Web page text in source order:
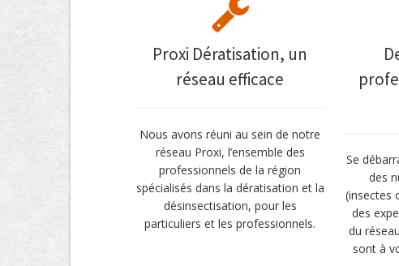
Proxi Dératisation, un
réseau efficace
Nous avons réuni au sein de notre
réseau Proxi, l’ensemble des
professionnels de la région
spécialisés dans la dératisation et la
désinsectisation, pour les
particuliers et les professionnels.
Se
des
(insectes
des
du
sont à